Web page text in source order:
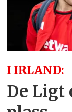
I IRLAND:
De Ligt